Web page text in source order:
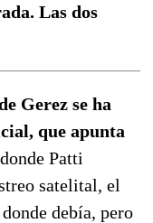
Las dos
Gerez se ha
que apunta
donde Patti
satelital, el
debía, pero